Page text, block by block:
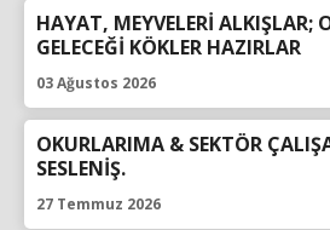
HAYAT, MEYVELERİ ALKIŞLAR;
GELECEĞİ KÖKLER HAZIRLAR
03 Ağustos 2026
OKURLARIMA & SEKTÖR
SESLENİŞ.
27 Temmuz 2026